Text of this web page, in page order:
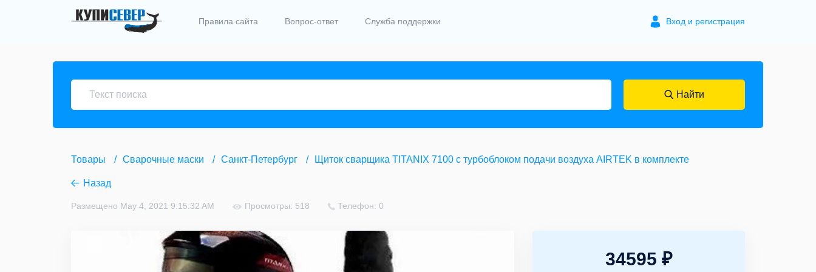
Правила сайта Вопрос-ответ Служба поддержки Вход и регистрация
Найти
Товары Сварочные маски Санкт-Петербург Щиток сварщика TITANIX 7100 с турбоблоком подачи воздуха AIRTEK в комплекте
Назад
Размещено May 4, 2021 9:15:32 AM Просмотры: 518 Телефон: 0
34595 ₽